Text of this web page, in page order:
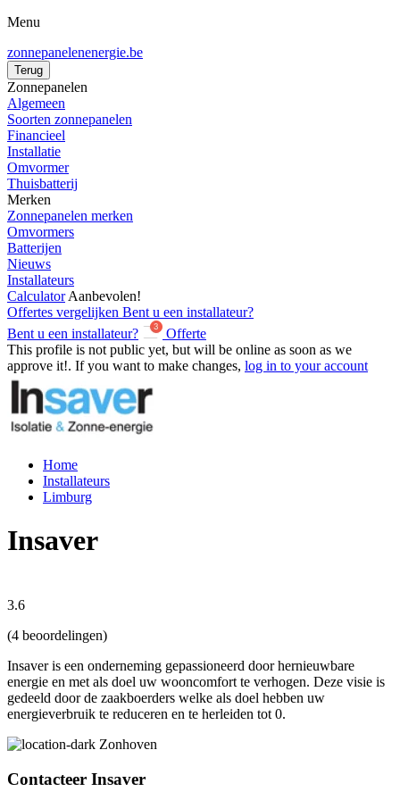
Menu
zonnepanelenenergie.be
Terug
Zonnepanelen
Algemeen
Soorten zonnepanelen
Financieel
Installatie
Omvormer
Thuisbatterij
Merken
Zonnepanelen merken
Omvormers
Batterijen
Nieuws
Installateurs
Calculator Aanbevolen!
Offertes vergelijken Bent u een installateur?
Bent u een installateur?
Offerte
This profile is not public yet, but will be online as soon as we
approve it!. If you want to make changes, log in to your account
Home
Installateurs
Limburg
Insaver
3.6
(4 beoordelingen)
Insaver is een onderneming gepassioneerd door hernieuwbare
energie en met als doel uw wooncomfort te verhogen. Deze visie is
gedeeld door de zaakboerders welke als doel hebben uw
energieverbruik te reduceren en te herleiden tot 0.
Zonhoven
Contacteer Insaver